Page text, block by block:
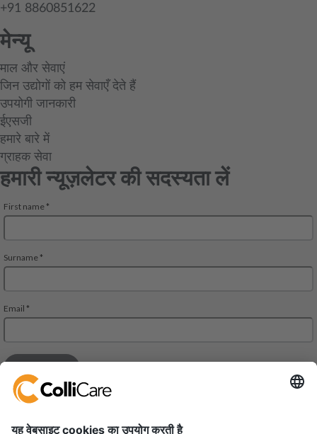
+91 8860851622
मेन्यू
माल और सेवाएं
जिन उद्योगों को हम सेवाएँ देते हैं
उपयोगी जानकारी
ईएसजी
हमारे बारे में
ग्राहक सेवा
हमारी न्यूज़लेटर की सदस्यता लें